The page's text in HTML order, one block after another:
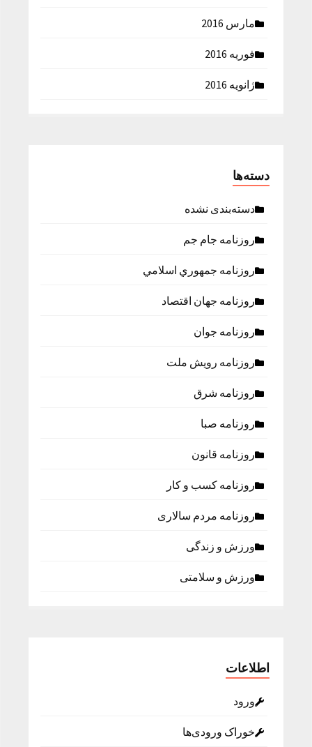
مارس 2016
فوریه 2016
ژانویه 2016
دسته‌ها
دسته‌بندی نشده
روزنامه جام جم
روزنامه جمهوري اسلامي
روزنامه جهان اقتصاد
روزنامه جوان
روزنامه رویش ملت
روزنامه شرق
روزنامه صبا
روزنامه قانون
روزنامه كسب و كار
روزنامه مردم سالاری
ورزش و زندگی
ورزش و سلامتی
اطلاعات
ورود
خوراک ورودی‌ها